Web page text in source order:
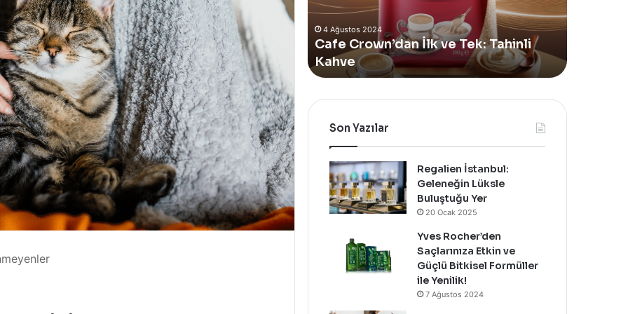
Tahinli
Kahve
4 Ağustos 2024
Cafe Crown’dan İlk ve Tek: Tahinli
Kahve
Alan
Yeni
Summer
Pop-
Up
Mağazasını
Davet
İle
Kutladı!
4 Ağustos 2024
Yves Rocher, Momo Bodrum’da Yer
Alan Yeni Summer Pop-Up Mağazasını
Özel Bir Davet İle Kutladı!
Son Yazılar
Regalien İstanbul:
Geleneğin Lüksle
Buluştuğu Yer
20 Ocak 2025
Yves Rocher’den
Saçlarınıza Etkin ve
Güçlü Bitkisel Formüller
ile Yenilik!
7 Ağustos 2024